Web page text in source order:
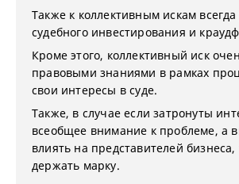
Также к коллективным искам
судебного инвестирования и
Кроме этого, коллективный иск
правовыми знаниями в рамках
свои интересы в суде.
Также, в случае если затронуты
всеобщее внимание к проблеме, а
влиять на представителей
держать марку.